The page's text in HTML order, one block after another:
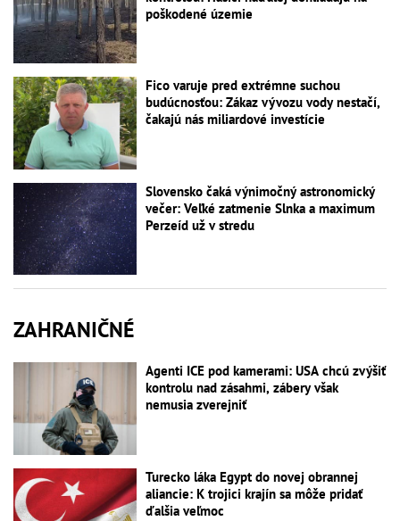
poškodené územie
Fico varuje pred extrémne suchou
budúcnosťou: Zákaz vývozu vody nestačí,
čakajú nás miliardové investície
Slovensko čaká výnimočný astronomický
večer: Veľké zatmenie Slnka a maximum
Perzeíd už v stredu
ZAHRANIČNÉ
Agenti ICE pod kamerami: USA chcú zvýšiť
kontrolu nad zásahmi, zábery však
nemusia zverejniť
Turecko láka Egypt do novej obrannej
aliancie: K trojici krajín sa môže pridať
ďalšia veľmoc